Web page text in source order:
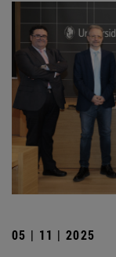
05 | 11 | 2025